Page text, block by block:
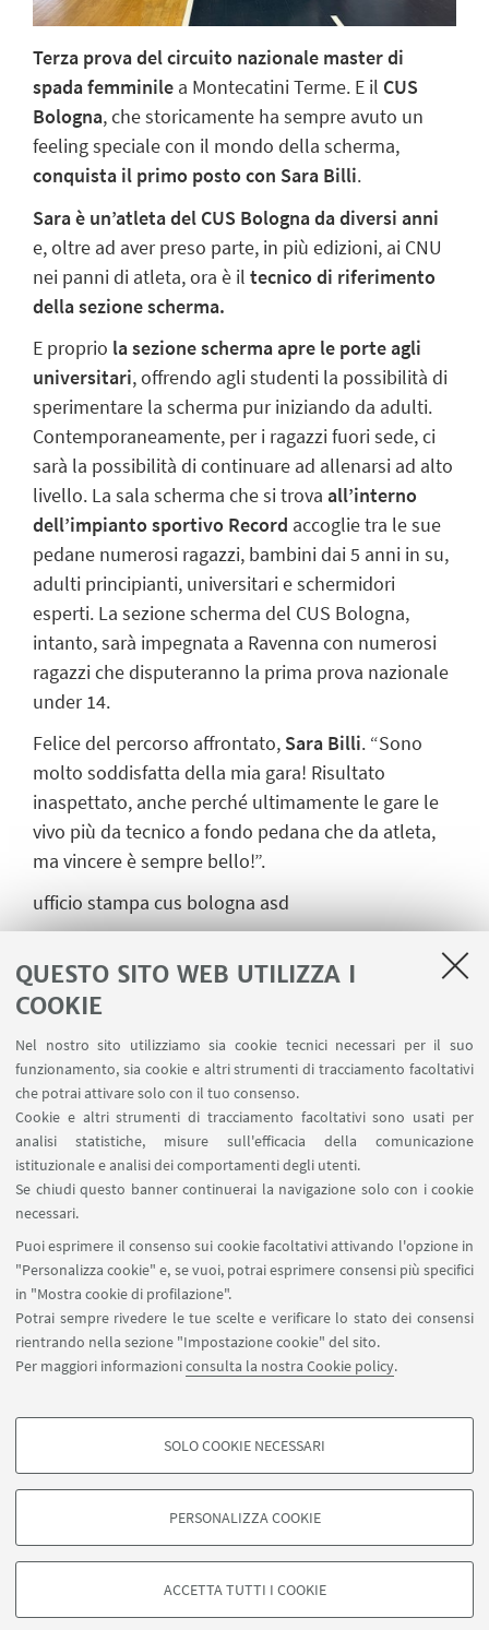
QUESTO SITO WEB UTILIZZA I
COOKIE
Nel nostro sito utilizziamo sia cookie tecnici necessari per il suo
funzionamento, sia cookie e altri strumenti di tracciamento facoltativi
che potrai attivare solo con il tuo consenso.
Cookie e altri strumenti di tracciamento facoltativi sono usati per
analisi statistiche, misure sull'efficacia della comunicazione
istituzionale e analisi dei comportamenti degli utenti.
Se chiudi questo banner continuerai la navigazione solo con i cookie
necessari.
Puoi esprimere il consenso sui cookie facoltativi attivando l'opzione in
"Personalizza cookie" e, se vuoi, potrai esprimere consensi più specifici
in "Mostra cookie di profilazione".
Potrai sempre rivedere le tue scelte e verificare lo stato dei consensi
rientrando nella sezione "Impostazione cookie" del sito.
Per maggiori informazioniconsulta la nostra Cookie policy.
COOKIE DI PROFILAZIONE - FACOLTATIVI
degli utenti, creare profili in base al loro comportamento sul sito, per analisi
di marketing.
Google/Youtube Video
SOLO COOKIE NECESSARI
PERSONALIZZA COOKIE
ACCETTA TUTTI I COOKIE
Terza prova del circuito nazionale master di
spada femminile a Montecatini Terme. E il CUS
Bologna, che storicamente ha sempre avuto un
feeling speciale con il mondo della scherma,
conquista il primo posto con Sara Billi.
Sara è un’atleta del CUS Bologna da diversi anni
e, oltre ad aver preso parte, in più edizioni, ai CNU
nei panni di atleta, ora è il tecnico di riferimento
della sezione scherma.
E proprio la sezione scherma apre le porte agli
universitari, offrendo agli studenti la possibilità di
sperimentare la scherma pur iniziando da adulti.
Contemporaneamente, per i ragazzi fuori sede, ci
sarà la possibilità di continuare ad allenarsi ad alto
livello. La sala scherma che si trova all’interno
dell’impianto sportivo Record accoglie tra le sue
pedane numerosi ragazzi, bambini dai 5 anni in su,
adulti principianti, universitari e schermidori
esperti. La sezione scherma del CUS Bologna,
intanto, sarà impegnata a Ravenna con numerosi
ragazzi che disputeranno la prima prova nazionale
under 14.
Felice del percorso affrontato, Sara Billi. “Sono
molto soddisfatta della mia gara! Risultato
inaspettato, anche perché ultimamente le gare le
vivo più da tecnico a fondo pedana che da atleta,
ma vincere è sempre bello!”.
ufficio stampa cus bologna asd
Seguici su:
©Copyright 2026 - ALMA MATER STUDIORUM - Università di
Privacy- Note legali-Impostazioni Cookie